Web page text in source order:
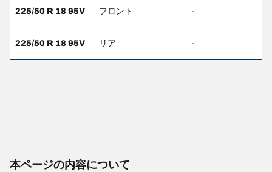
225/50 R 18 95V フロント -
225/50 R 18 95V リア -
本ページの内容について